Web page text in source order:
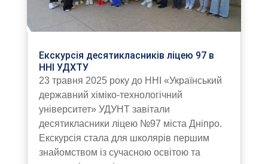
Екскурсія десятикласників ліцею 97 в
ННІ УДХТУ
23 травня 2025 року до ННІ «Український
державний хіміко-технологічний
університет» УДУНТ завітали
десятикласники ліцею №97 міста Дніпро.
Екскурсія стала для школярів першим
знайомством із сучасною освітою та